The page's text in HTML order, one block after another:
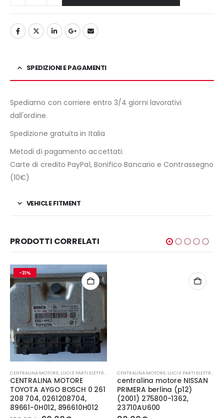
SPEDIZIONI E PAGAMENTI
Spediamo con corriere entro 3/4 giorni lavorativi
dall'ordine.
Spedizione gratuita in Italia
Metodi di pagamento accettati:
Carte di credito PayPal, Bonifico Bancario e Contrassegno
(10€)
VEHICLE FITMENT
PRODOTTI CORRELATI
-31%
CENTRALINA MOTORE, LUCI E PARTI ELETTRICHE
CENTRALINA MOTORE
TOYOTA AYGO BOSCH 0 261
208 704, 0261208704,
89661-0H012, 896610H012
CENTRALINA MOTORE, LUCI E PARTI ELETTRICHE
centralina motore NISSAN
PRIMERA berlina (p12)
(2001) 275800-1362,
23710AU600